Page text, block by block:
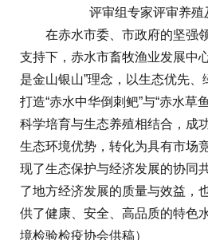
评审组专家评审养殖
在赤水市委、市政府的坚强领
支持下，赤水市畜牧渔业发展中
是金山银山”理念，以生态优先
打造“赤水中华倒刺鲃”与“赤水草
科学培育与生态养殖相结合，成
生态环境优势，转化为具有市场
现了生态保护与经济发展的协同
了地方经济发展的质量与效益，
供了健康、安全、高品质的特色
境检验检疫协会供稿）